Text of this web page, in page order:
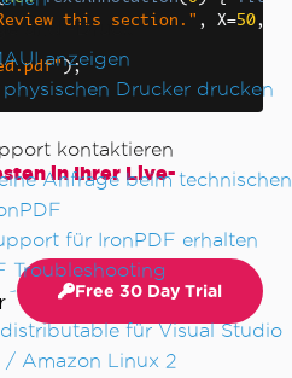
und -Druck
anzeigen
Drucker drucken
kontaktieren
Anfrage beim technischen
für IronPDF erhalten
Troubleshooting
für Visual Studio
/ Amazon Linux 2
this section." , X=50,
);
in Ihrer Live-
Free 30 Day Trial